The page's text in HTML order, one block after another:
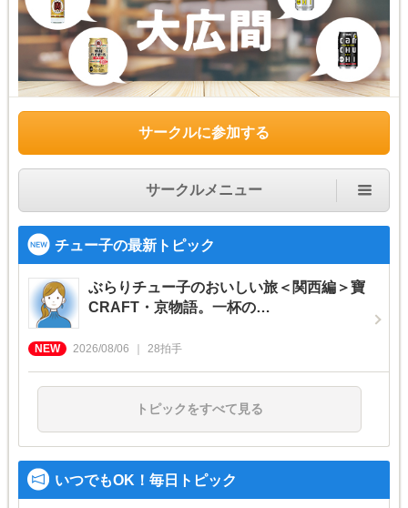
サークルに参加する
サークルメニュー
チュー子の最新トピック
ぶらりチュー子のおいしい旅＜関西編＞寶
CRAFT・京物語。一杯の…
2026/08/06 28拍手
トピックをすべて見る
いつでもOK！毎日トピック